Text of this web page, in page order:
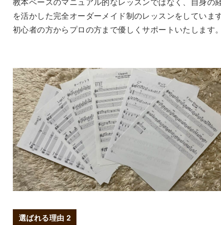
を活かした完全オーダーメイド制のレッスンをしていま
初心者の方からプロの方まで優しくサポートいたします
選ばれる理由 2